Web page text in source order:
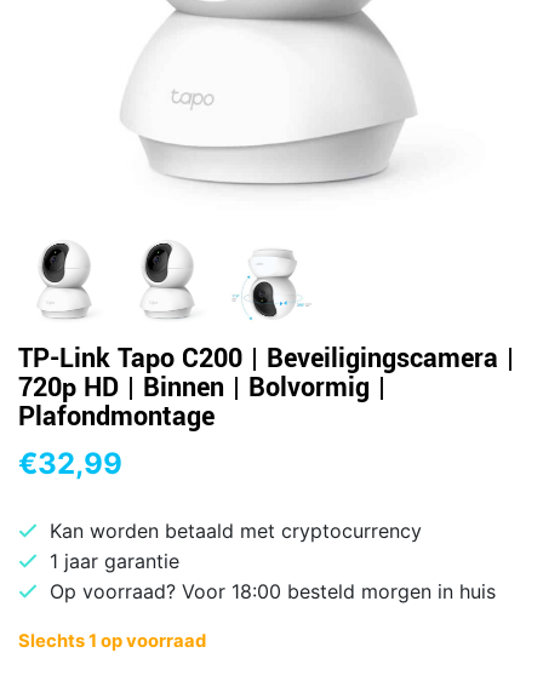
TP-Link Tapo C200 | Beveiligingscamera |
720p HD | Binnen | Bolvormig |
Plafondmontage
€32,99
Kan worden betaald met cryptocurrency
1 jaar garantie
Op voorraad? Voor 18:00 besteld morgen in huis
Slechts 1 op voorraad